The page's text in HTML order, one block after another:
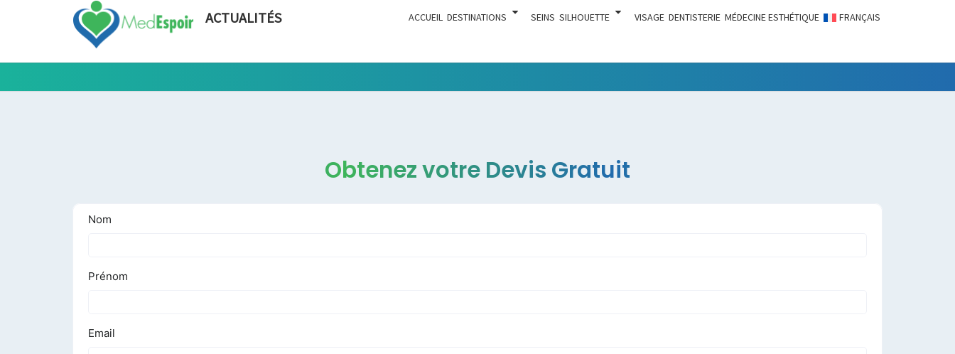
ACTUALITÉS ACCUEIL DESTINATIONS SEINS SILHOUETTE VISAGE DENTISTERIE MÉDECINE ESTHÉTIQUE FRANÇAIS
Tout Ce
Chirurgie
Esthétique
Obtenez votre Devis Gratuit